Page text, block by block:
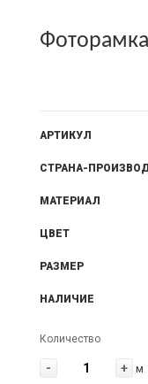
АРТИКУЛ
СТРАНА-
МАТЕРИАЛ
ЦВЕТ
РАЗМЕР
НАЛИЧИЕ
Количество
- + м